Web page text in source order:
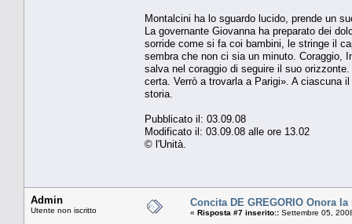
Montalcini ha lo sguardo lucido, prende un
La governante Giovanna ha preparato dei
sorride come si fa coi bambini, le stringe il
sembra che non ci sia un minuto. Coraggio,
salva nel coraggio di seguire il suo
certa. Verrò a trovarla a Parigi». A ciascuna
storia.
Pubblicato il: 03.09.08
Modificato il: 03.09.08 alle ore 13.02
© l'Unità.
Admin
Utente non iscritto
Concita DE GREGORIO Onora la
« Risposta #7 inserito:: Settembre 05,